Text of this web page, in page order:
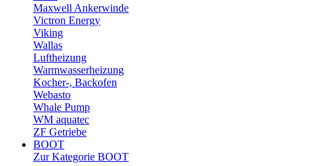
Maxwell Ankerwinde
Victron Energy
Viking
Wallas
Luftheizung
Warmwasserheizung
Kocher-, Backofen
Webasto
Whale Pump
WM aquatec
ZF Getriebe
BOOT
Zur Kategorie BOOT